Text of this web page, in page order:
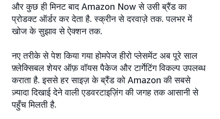
और कुछ ही मिनट बाद Amazon Now से उसी ब्रैंड का
प्रोडक्ट ऑर्डर कर देता है. स्क्रीन से दरवाज़े तक. पलभर में
खोज के सुझाव से ऐक्शन तक.
नए तरीके से पेश किया गया होमपेज हीरो प्लेसमेंट अब पूरे साल
फ़्लेक्सिबल शेयर ऑफ़ वॉयस पैकेज और टार्गेटिंग विकल्प उपलब्ध
कराता है. इससे हर साइज़ के ब्रैंड को Amazon की सबसे
ज़्यादा दिखाई देने वाली एडवरटाइज़िंग की जगह तक आसानी से
पहुँच मिलती है.